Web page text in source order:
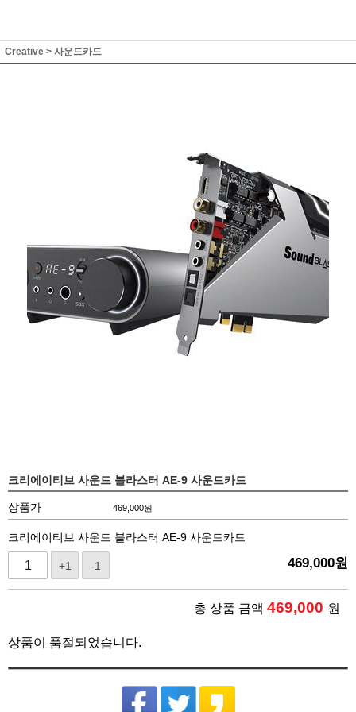
Creative > 사운드카드
크리에이티브 사운드 블라스터 AE-9 사운드카드
상품가 469,000원
크리에이티브 사운드 블라스터 AE-9 사운드카드
+1 -1 469,000원
총 상품 금액 469,000 원
상품이 품절되었습니다.